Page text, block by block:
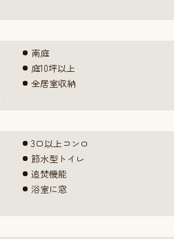
南庭
庭10坪以上
全居室収納
3口以上コンロ
節水型トイレ
追焚機能
浴室に窓